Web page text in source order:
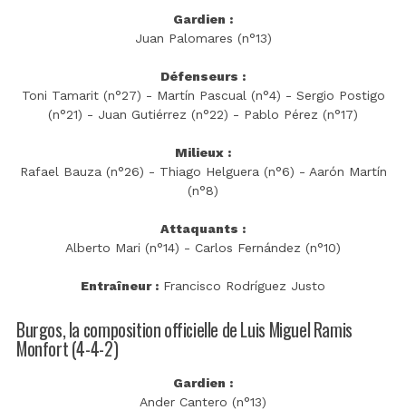
Gardien :
Juan Palomares (n°13)
Défenseurs :
Toni Tamarit (n°27) - Martín Pascual (n°4) - Sergio Postigo
(n°21) - Juan Gutiérrez (n°22) - Pablo Pérez (n°17)
Milieux :
Rafael Bauza (n°26) - Thiago Helguera (n°6) - Aarón Martín
(n°8)
Attaquants :
Alberto Mari (n°14) - Carlos Fernández (n°10)
Entraîneur : Francisco Rodríguez Justo
Burgos, la composition officielle de Luis Miguel Ramis
Monfort (4-4-2)
Gardien :
Ander Cantero (n°13)